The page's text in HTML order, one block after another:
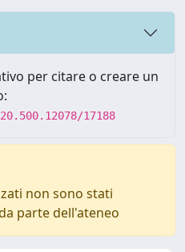
per citare o creare un
17188
non sono stati
parte dell'ateneo